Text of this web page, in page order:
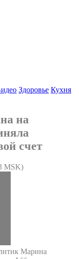
Здоровье Кухня
на
счет
MSK)
Марина